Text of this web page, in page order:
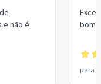
e não é
bom
para